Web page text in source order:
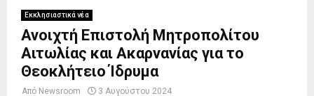
Εκκλησιαστικά νέα
Ανοιχτή Επιστολή Μητροπολίτου
Αιτωλίας και Ακαρνανίας για το
Θεοκλήτειο Ίδρυμα
Από Newsroom 3 Αυγούστου 2024